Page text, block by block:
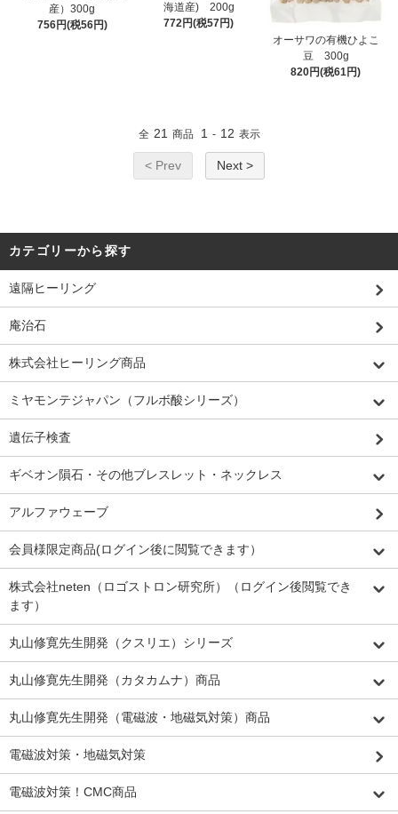
産）300g
756円(税56円)
海道産) 200g
772円(税57円)
オーサワの有機ひよこ
豆 300g
820円(税61円)
全 21 商品 1 - 12 表示
< Prev Next >
カテゴリーから探す
遠隔ヒーリング
庵治石
株式会社ヒーリング商品
ミヤモンテジャパン（フルボ酸シリーズ）
遺伝子検査
ギベオン隕石・その他ブレスレット・ネックレス
アルファウェーブ
会員様限定商品(ログイン後に閲覧できます）
株式会社neten（ロゴストロン研究所）（ログイン後閲覧でき
ます）
丸山修寛先生開発（クスリエ）シリーズ
丸山修寛先生開発（カタカムナ）商品
丸山修寛先生開発（電磁波・地磁気対策）商品
電磁波対策・地磁気対策
電磁波対策！CMC商品